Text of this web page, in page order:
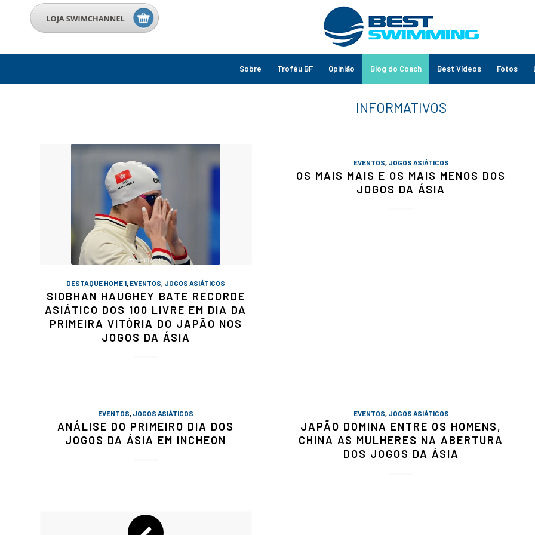
Sobre Troféu BF Opinião Blog do Coach Best Vídeos Fotos
DESTAQUE HOME 1, EVENTOS, JOGOS ASIÁTICOS
SIOBHAN HAUGHEY BATE RECORDE
ASIÁTICO DOS 100 LIVRE EM DIA DA
PRIMEIRA VITÓRIA DO JAPÃO NOS
JOGOS DA ÁSIA
EVENTOS, JOGOS ASIÁTICOS
OS MAIS MAIS E OS MAIS MENOS DOS
JOGOS DA ÁSIA
EVENTOS, JOGOS ASIÁTICOS
ANÁLISE DO PRIMEIRO DIA DOS
JOGOS DA ÁSIA EM INCHEON
EVENTOS, JOGOS ASIÁTICOS
JAPÃO DOMINA ENTRE OS HOMENS,
CHINA AS MULHERES NA ABERTURA
DOS JOGOS DA ÁSIA